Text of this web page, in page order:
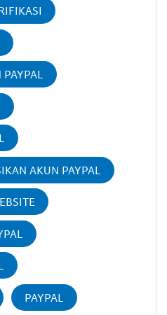
PAYPAL
AKUN PAYPAL
PAYPAL